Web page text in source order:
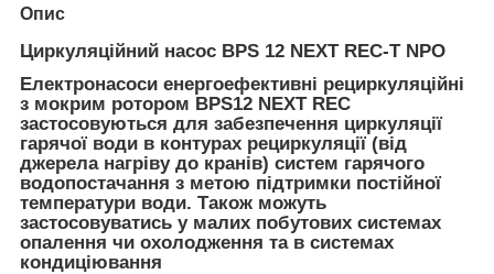
Опис
Циркуляційний насос BPS 12 NEXT REC-T NPO
Електронасоси енергоефективні рециркуляційні
з мокрим ротором BPS12 NEXT REC
застосовуються для забезпечення циркуляції
гарячої води в контурах рециркуляції (від
джерела нагріву до кранів) систем гарячого
водопостачання з метою підтримки постійної
температури води. Також можуть
застосовуватись у малих побутових системах
опалення чи охолодження та в системах
кондиціювання